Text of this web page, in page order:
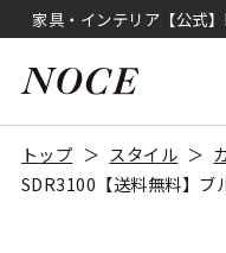
家具・インテリア【公式
トップ スタイル
SDR3100【送料無料】ブ